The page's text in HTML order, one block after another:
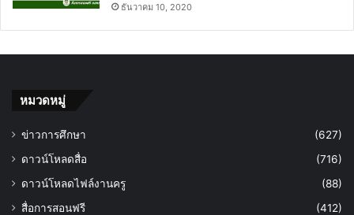
ธันวาคม 10, 2020
หมวดหมู่
ข่าวการศึกษา
(627)
ดาวน์โหลดสื่อ
(716)
ดาวน์โหลดไฟล์งานครู
(88)
สื่อการสอนฟรี
(412)